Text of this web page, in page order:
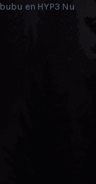
en HYP3 Nu